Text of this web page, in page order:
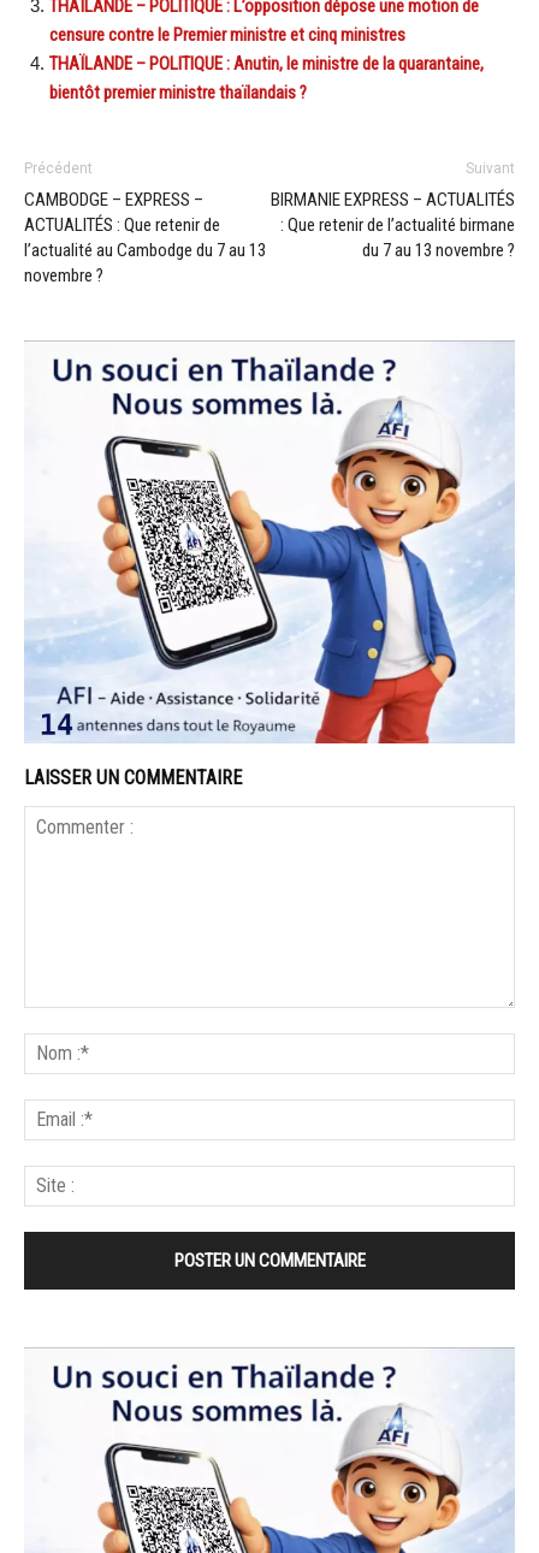
THAÏLANDE – POLITIQUE : L’opposition dépose une motion de
censure contre le Premier ministre et cinq ministres
THAÏLANDE – POLITIQUE : Anutin, le ministre de la quarantaine,
bientôt premier ministre thaïlandais ?
Précédent
CAMBODGE – EXPRESS –
ACTUALITÉS : Que retenir de
l’actualité au Cambodge du 7 au 13
novembre ?
Suivant
BIRMANIE EXPRESS – ACTUALITÉS
: Que retenir de l’actualité birmane
du 7 au 13 novembre ?
LAISSER UN COMMENTAIRE